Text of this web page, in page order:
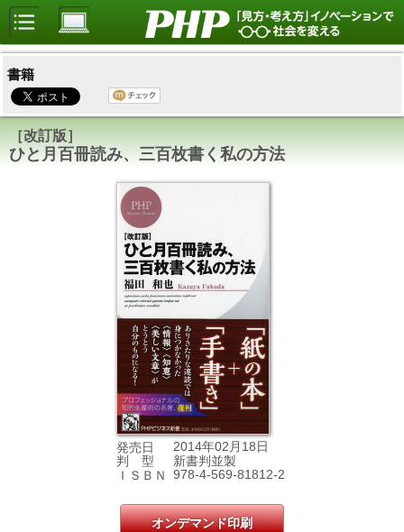
書籍
［改訂版］
ひと月百冊読み、三百枚書く私の方法
発売日
2014年02月18日
判 型
新書判並製
ＩＳＢＮ
978-4-569-81812-2
オンデマンド印刷